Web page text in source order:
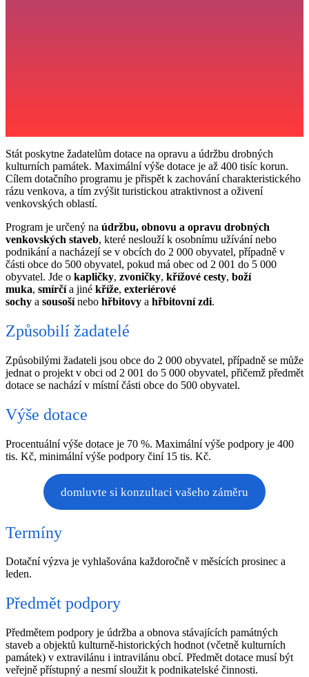
Stát poskytne žadatelům dotace na opravu a údržbu drobných
kulturních památek. Maximální výše dotace je až 400 tisíc korun.
Cílem dotačního programu je přispět k zachování charakteristického
rázu venkova, a tím zvýšit turistickou atraktivnost a oživení
venkovských oblastí.
Program je určený na údržbu, obnovu a opravu drobných
venkovských staveb, které neslouží k osobnímu užívání nebo
podnikání a nacházejí se v obcích do 2 000 obyvatel, případně v
části obce do 500 obyvatel, pokud má obec od 2 001 do 5 000
obyvatel. Jde o kapličky, zvoničky, křížové cesty, boží
muka, smírčía jiné kříže, exteriérové
sochy a sousošínebo hřbitovy a hřbitovní zdi.
Způsobilí žadatelé
Způsobilými žadateli jsou obce do 2 000 obyvatel, případně se může
jednat o projekt v obci od 2 001 do 5 000 obyvatel, přičemž předmět
dotace se nachází v místní části obce do 500 obyvatel.
Výše dotace
Procentuální výše dotace je 70 %. Maximální výše podpory je 400
tis. Kč, minimální výše podpory činí 15 tis. Kč.
domluvte si konzultaci vašeho záměru
Termíny
Dotační výzva je vyhlašována každoročně v měsících prosinec a
leden.
Předmět podpory
Předmětem podpory je údržba a obnova stávajících památných
staveb a objektů kulturně-historických hodnot (včetně kulturních
památek) v extravilánu i intravilánu obcí. Předmět dotace musí být
veřejně přístupný a nesmí sloužit k podnikatelské činnosti.